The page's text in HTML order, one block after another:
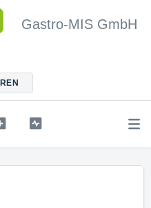
Gastro-MIS GmbH